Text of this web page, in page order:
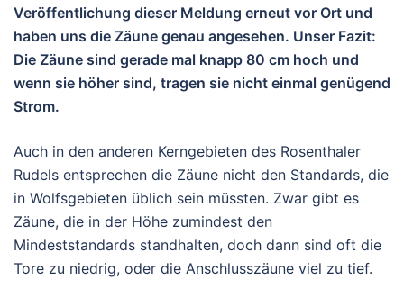
Veröffentlichung dieser Meldung erneut vor Ort und
haben uns die Zäune genau angesehen. Unser Fazit:
Die Zäune sind gerade mal knapp 80 cm hoch und
wenn sie höher sind, tragen sie nicht einmal genügend
Strom.
Auch in den anderen Kerngebieten des Rosenthaler
Rudels entsprechen die Zäune nicht den Standards, die
in Wolfsgebieten üblich sein müssten. Zwar gibt es
Zäune, die in der Höhe zumindest den
Mindeststandards standhalten, doch dann sind oft die
Tore zu niedrig, oder die Anschlusszäune viel zu tief.